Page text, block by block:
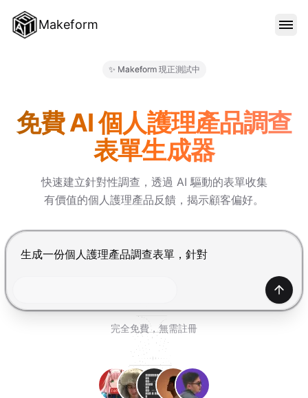
Makeform
登入
免費試用
✨ Makeform 現正測試中
免費 AI 個人護理產品調查
表單生成器
快速建立針對性調查，透過 AI 驅動的表單收集
有價值的個人護理產品反饋，揭示顧客偏好。
按 Enter 提交，Shift+Enter 換行
產生
完全免費，無需註冊